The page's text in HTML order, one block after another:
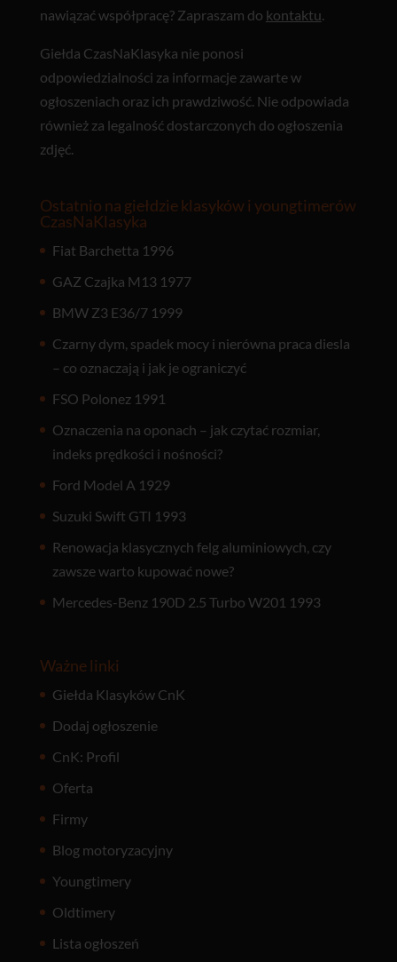
nawiązać współpracę? Zapraszam do kontaktu
Giełda CzasNaKlasyka nie ponosi
odpowiedzialności za informacje zawarte w
ogłoszeniach oraz ich prawdziwość. Nie odpowiada
również za legalność dostarczonych do ogłoszenia
zdjęć.
Ostatnio na giełdzie klasyków i youngtimerów
CzasNaKlasyka
Fiat Barchetta 1996
GAZ Czajka M13 1977
BMW Z3 E36/7 1999
Czarny dym, spadek mocy i nierówna praca diesla
– co oznaczają i jak je ograniczyć
FSO Polonez 1991
Oznaczenia na oponach – jak czytać rozmiar,
indeks prędkości i nośności?
Ford Model A 1929
Suzuki Swift GTI 1993
Renowacja klasycznych felg aluminiowych, czy
zawsze warto kupować nowe?
Mercedes-Benz 190D 2.5 Turbo W201 1993
Ważne linki
Giełda Klasyków CnK
Dodaj ogłoszenie
CnK: Profil
Oferta
Firmy
Blog motoryzacyjny
Youngtimery
Oldtimery
Lista ogłoszeń